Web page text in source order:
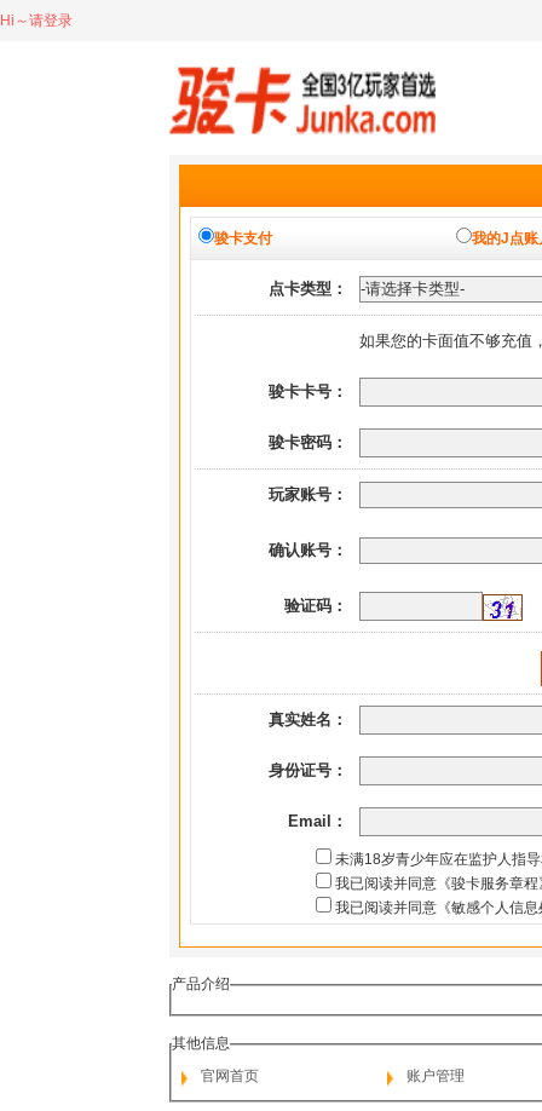
Hi～请登录
骏卡支付 我的J点账
点卡类型：
如果您的卡面值不够充值
骏卡卡号：
骏卡密码：
玩家账号：
确认账号：
验证码：
真实姓名：
身份证号：
Email：
未满18岁青少年应在监护人指
我已阅读并同意《骏卡服务章程
我已阅读并同意《敏感个人信
产品介绍
其他信息
官网首页
账户管理